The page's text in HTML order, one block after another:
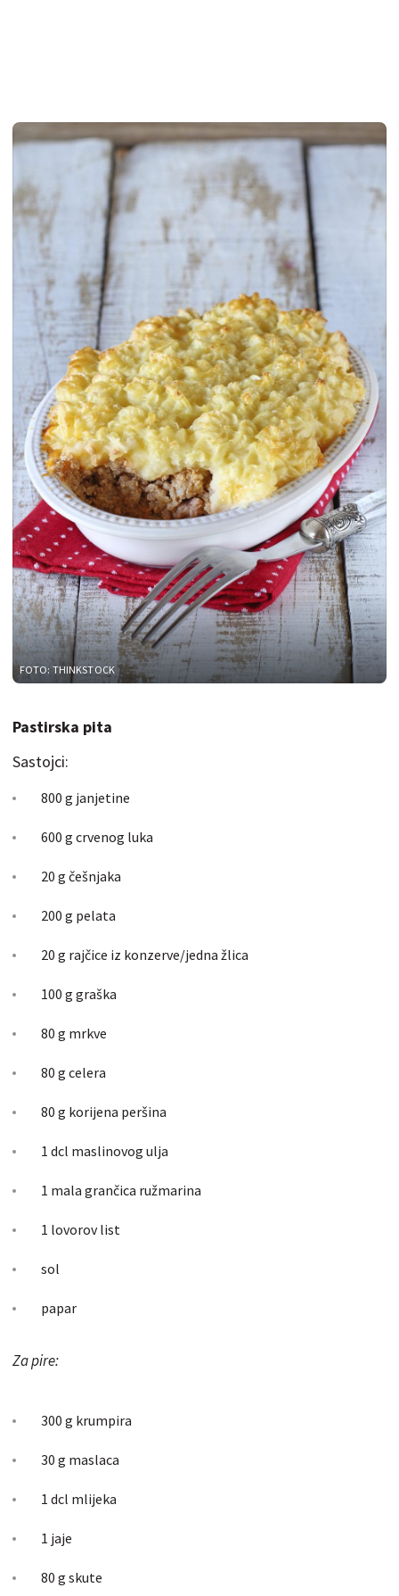
FOTO: THINKSTOCK
Pastirska pita
Sastojci:
800 g janjetine
600 g crvenog luka
20 g češnjaka
200 g pelata
20 g rajčice iz konzerve/jedna žlica
100 g graška
80 g mrkve
80 g celera
80 g korijena peršina
1 dcl maslinovog ulja
1 mala grančica ružmarina
1 lovorov list
sol
papar
Za pire:
300 g krumpira
30 g maslaca
1 dcl mlijeka
1 jaje
80 g skute